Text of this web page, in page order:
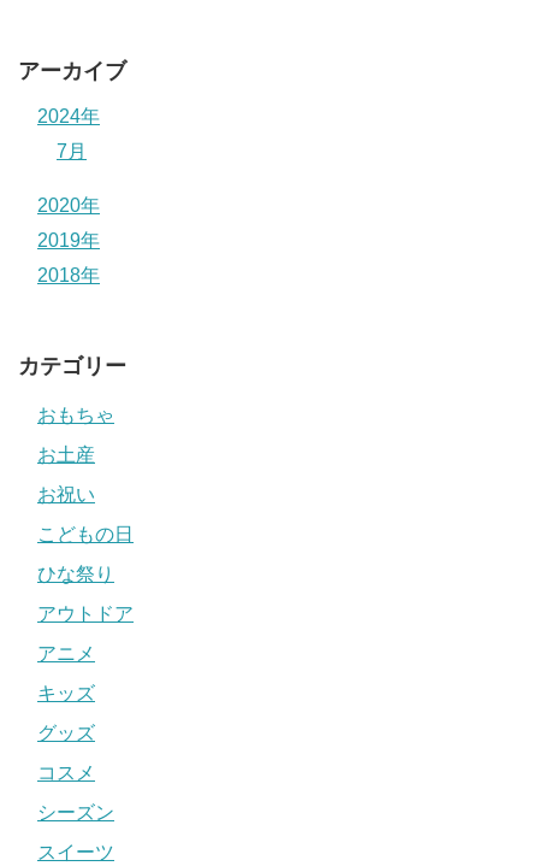
アーカイブ
2024年
7月
2020年
2019年
2018年
カテゴリー
おもちゃ
お土産
お祝い
こどもの日
ひな祭り
アウトドア
アニメ
キッズ
グッズ
コスメ
シーズン
スイーツ